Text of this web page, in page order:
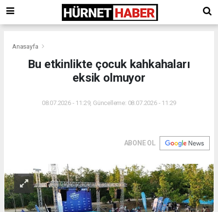
Anasayfa
Bu etkinlikte çocuk kahkahaları
eksik olmuyor
08.07.2026 - 11:29, Güncelleme: 08.07.2026 - 11:29
ABONE OL